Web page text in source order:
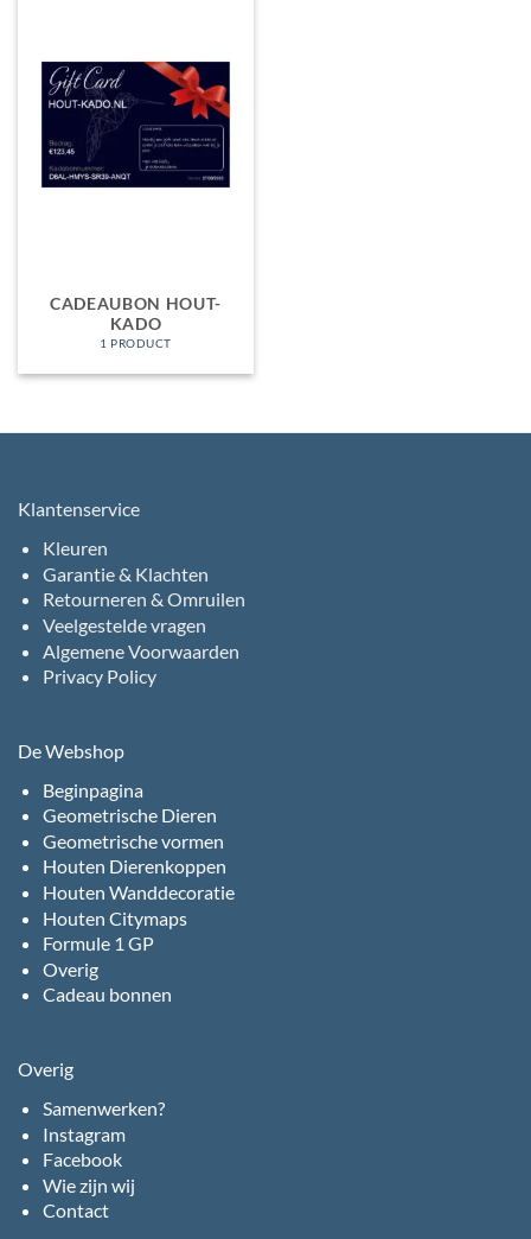
CADEAUBON HOUT-
KADO
1 PRODUCT
Klantenservice
Kleuren
Garantie & Klachten
Retourneren & Omruilen
Veelgestelde vragen
Algemene Voorwaarden
Privacy Policy
De Webshop
Beginpagina
Geometrische Dieren
Geometrische vormen
Houten Dierenkoppen
Houten Wanddecoratie
Houten Citymaps
Formule 1 GP
Overig
Cadeau bonnen
Overig
Samenwerken?
Instagram
Facebook
Wie zijn wij
Contact